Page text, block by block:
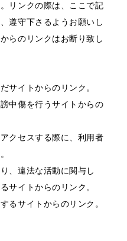
リンクの際は、ここで記
遵守下さるようお願いし
らのリンクはお断り致し
サイトからのリンク。
中傷を行うサイトからの
クセスする際に、利用者
、違法な活動に関与し
サイトからのリンク。
るサイトからのリンク。